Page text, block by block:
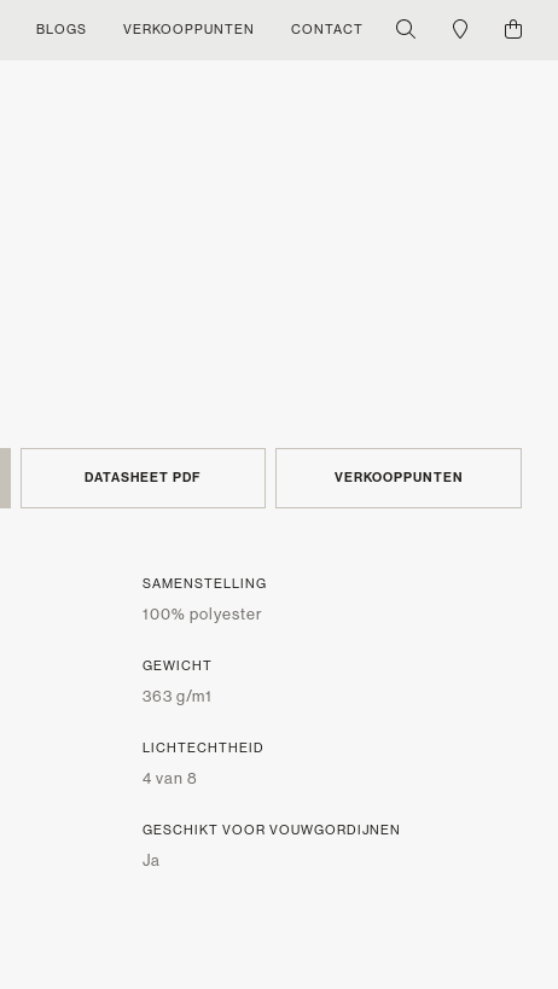
BLOGS VERKOOPPUNTEN CONTACT
DATASHEET PDF VERKOOPPUNTEN
SAMENSTELLING
100% polyester
GEWICHT
363 g/m1
LICHTECHTHEID
4 van 8
GESCHIKT VOOR VOUWGORDIJNEN
Ja